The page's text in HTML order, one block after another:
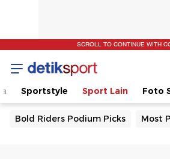
SCROLL TO CONTINUE WITH
Sportstyle Sport Lain Foto
Bold Riders Podium Picks Most